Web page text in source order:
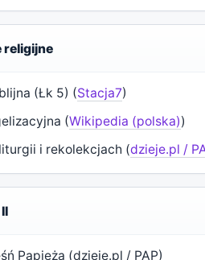
religijne
(Łk 5) (Stacja7)
(Wikipedia (polska))
i rekolekcjach (dzieje.pl /
Papieża (dzieje.pl / PAP)